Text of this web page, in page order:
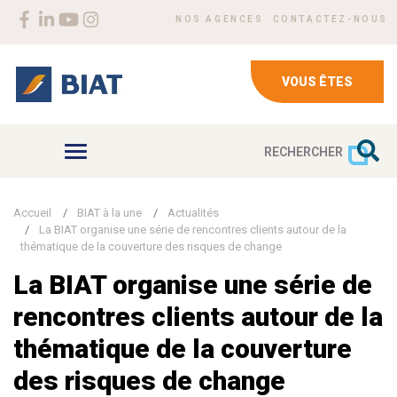
Aller au contenu principal
Social menu NOS AGENCES CONTACTEZ-NOUS
VOUS ÊTES
RECHERCHER
Accueil BIAT à la une
Actualités
La BIAT organise une série de rencontres clients autour de la
thématique de la couverture des risques de change
La BIAT organise une série de
rencontres clients autour de la
thématique de la couverture
des risques de change